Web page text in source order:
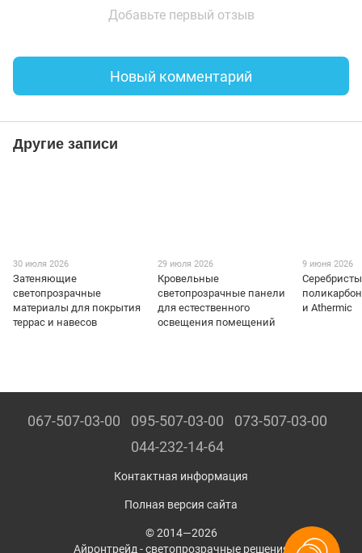
Добавьте первый отзыв
Новый комментарий
Другие записи
30 июля 2026
Затеняющие
светопрозрачные
материалы для покрытия
террас и навесов
29 июля 2026
Кровельные
светопрозрачные панели
для естественного
освещения помещений
9 июня 2026
и Athermic
067-507-03-00 095-507-03-00
073-507-03-00
044-232-14-64
Контактная информация
Полная версия сайта
© 2014—2026
Айронтрейд - светопрозрачные решения